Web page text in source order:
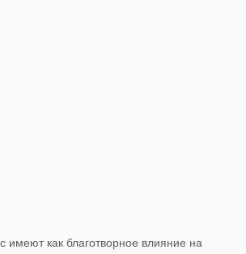
имеют как благотворное влияние на